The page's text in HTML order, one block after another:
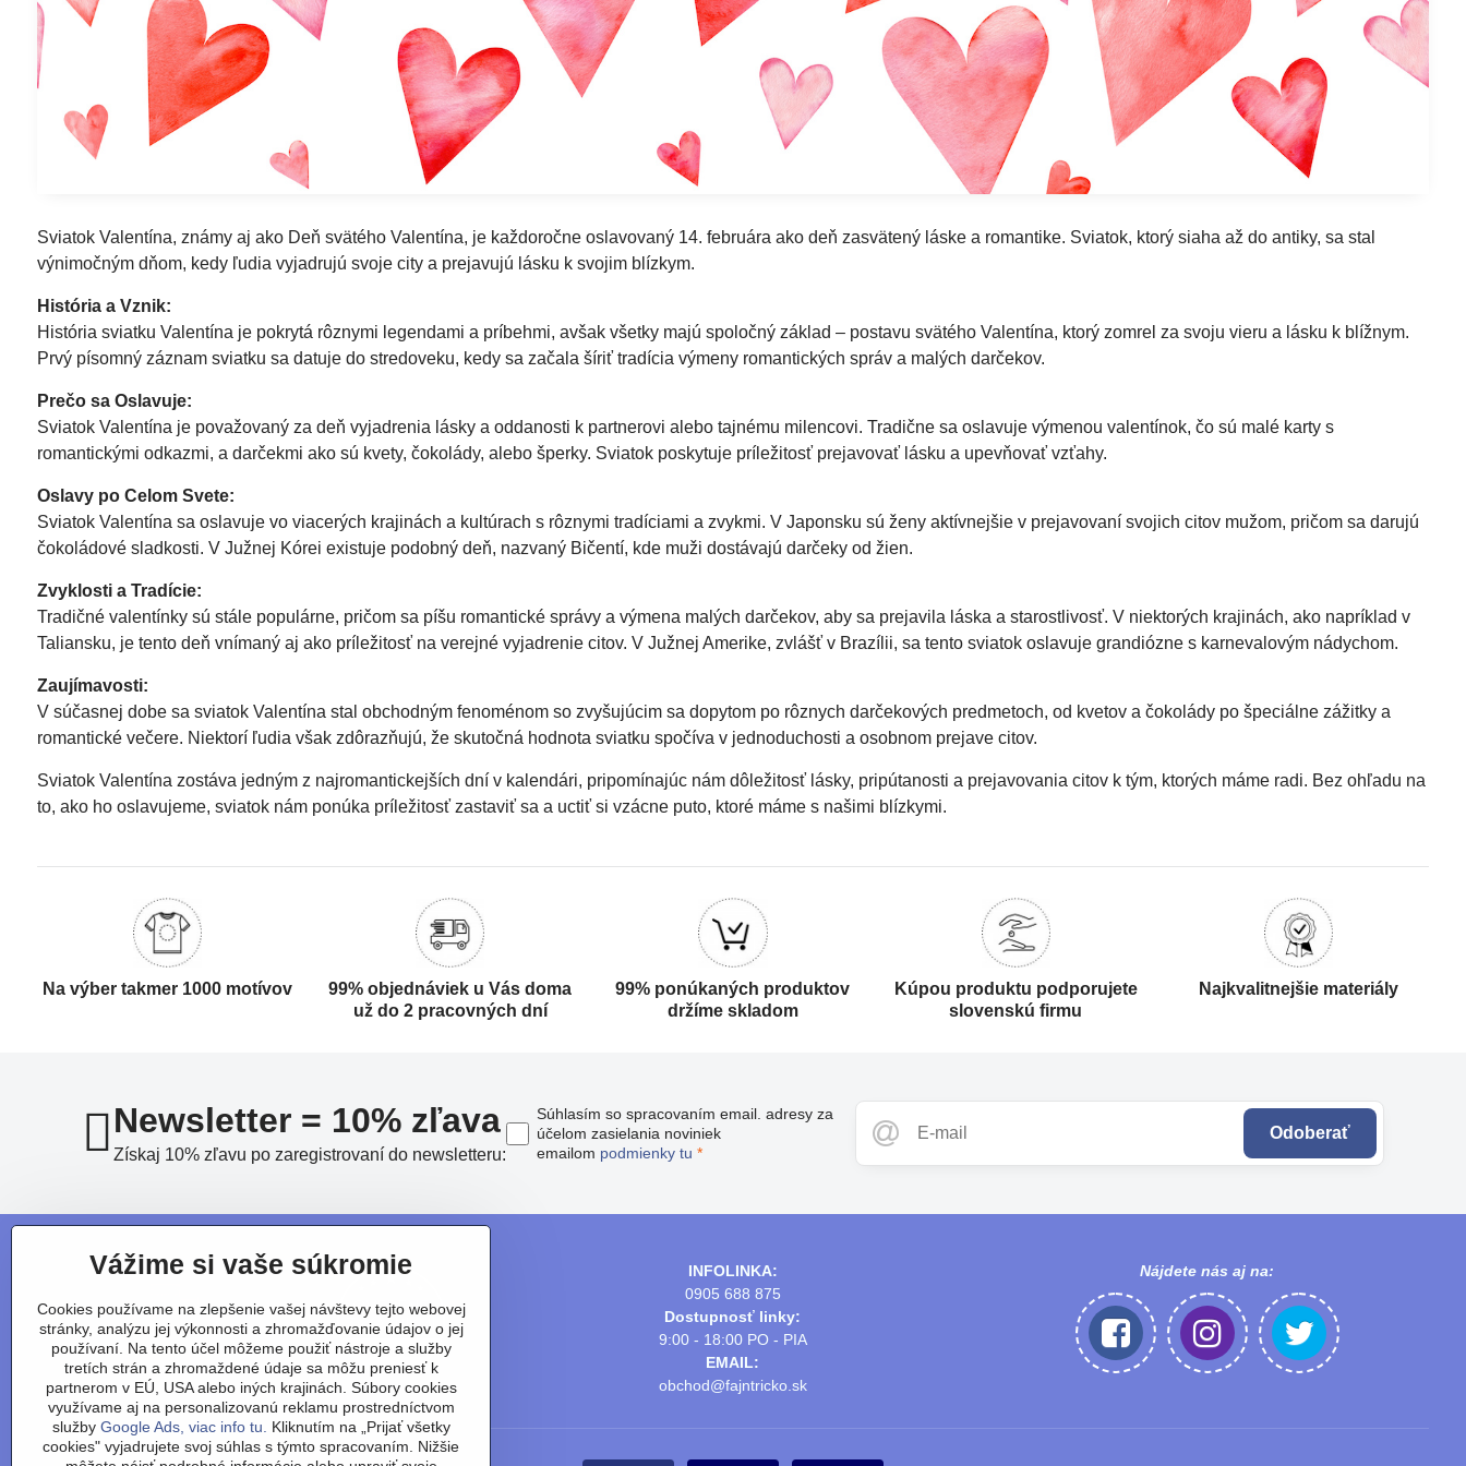
Sviatok Valentína, známy aj ako Deň svätého Valentína, je každoročne oslavovaný 14. februára ako deň zasvätený láske a romantike. Sviatok, ktorý siaha až do antiky, sa stal
výnimočným dňom, kedy ľudia vyjadrujú svoje city a prejavujú lásku k svojim blízkym.
História a Vznik:
História sviatku Valentína je pokrytá rôznymi legendami a príbehmi, avšak všetky majú spoločný základ – postavu svätého Valentína, ktorý zomrel za svoju vieru a lásku k blížnym.
Prvý písomný záznam sviatku sa datuje do stredoveku, kedy sa začala šíriť tradícia výmeny romantických správ a malých darčekov.
Prečo sa Oslavuje:
Sviatok Valentína je považovaný za deň vyjadrenia lásky a oddanosti k partnerovi alebo tajnému milencovi. Tradične sa oslavuje výmenou valentínok, čo sú malé karty s
romantickými odkazmi, a darčekmi ako sú kvety, čokolády, alebo šperky. Sviatok poskytuje príležitosť prejavovať lásku a upevňovať vzťahy.
Oslavy po Celom Svete:
Sviatok Valentína sa oslavuje vo viacerých krajinách a kultúrach s rôznymi tradíciami a zvykmi. V Japonsku sú ženy aktívnejšie v prejavovaní svojich citov mužom, pričom sa darujú
čokoládové sladkosti. V Južnej Kórei existuje podobný deň, nazvaný Bičentí, kde muži dostávajú darčeky od žien.
Zvyklosti a Tradície:
Tradičné valentínky sú stále populárne, pričom sa píšu romantické správy a výmena malých darčekov, aby sa prejavila láska a starostlivosť. V niektorých krajinách, ako napríklad v
Taliansku, je tento deň vnímaný aj ako príležitosť na verejné vyjadrenie citov. V Južnej Amerike, zvlášť v Brazílii, sa tento sviatok oslavuje grandiózne s karnevalovým nádychom.
Zaujímavosti:
V súčasnej dobe sa sviatok Valentína stal obchodným fenoménom so zvyšujúcim sa dopytom po rôznych darčekových predmetoch, od kvetov a čokolády po špeciálne zážitky a
romantické večere. Niektorí ľudia však zdôrazňujú, že skutočná hodnota sviatku spočíva v jednoduchosti a osobnom prejave citov.
Sviatok Valentína zostáva jedným z najromantickejších dní v kalendári, pripomínajúc nám dôležitosť lásky, pripútanosti a prejavovania citov k tým, ktorých máme radi. Bez ohľadu na
to, ako ho oslavujeme, sviatok nám ponúka príležitosť zastaviť sa a uctiť si vzácne puto, ktoré máme s našimi blízkymi.
Na výber takmer 1000 motívov
99% objednáviek u Vás doma
už do 2 pracovných dní
99% ponúkaných produktov
držíme skladom
Kúpou produktu podporujete
slovenskú firmu
Najkvalitnejšie materiály
Newsletter = 10% zľava
Získaj 10% zľavu po zaregistrovaní do newsletteru:
Odoberať
Súhlasím so spracovaním email. adresy za
účelom zasielania noviniek
emailom podmienky tu *
INFOLINKA:
0905 688 875
Dostupnosť linky:
9:00 - 18:00 PO - PIA
EMAIL:
obchod@fajntricko.sk
Nájdete nás aj na:
Vážime si vaše súkromie
Cookies používame na zlepšenie vašej návštevy tejto webovej
stránky, analýzu jej výkonnosti a zhromažďovanie údajov o jej
používaní. Na tento účel môžeme použiť nástroje a služby
tretích strán a zhromaždené údaje sa môžu preniesť k
partnerom v EÚ, USA alebo iných krajinách. Súbory cookies
využívame aj na personalizovanú reklamu prostredníctvom
služby Google Ads, viac info tu.
Kliknutím na „Prijať všetky
cookies" vyjadrujete svoj súhlas s týmto spracovaním. Nižšie